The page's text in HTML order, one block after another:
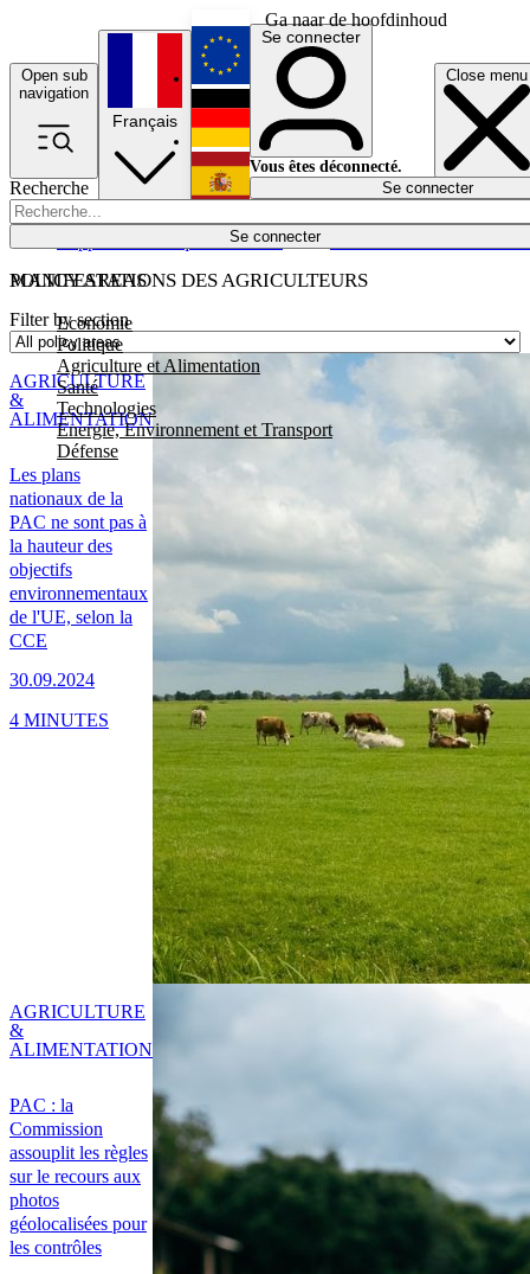
Ga naar de hoofdinhoud
Open sub
navigation
Close menu
Recherche
Se connecter
POLICY AREAS
Economie
Politique
Agriculture et Alimentation
Santé
Technologies
Energie, Environnement et Transport
Défense
Économie
Français
English
Deutsch
Español
Se connecter
Vous êtes déconnecté.
Se connecter
MANIFESTATIONS DES AGRICULTEURS
Filter by section
Les plans
nationaux de la
PAC ne sont pas à
la hauteur des
objectifs
environnementaux
de l'UE, selon la
CCE
30.09.2024
AGRICULTURE
&
ALIMENTATION
4 MINUTES
PAC : la
Commission
assouplit les règles
sur le recours aux
photos
géolocalisées pour
les contrôles
AGRICULTURE
&
ALIMENTATION